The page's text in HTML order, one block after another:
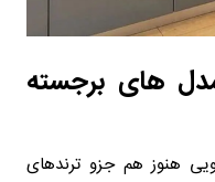
های برجسته
هنوز هم جزو ترندهای